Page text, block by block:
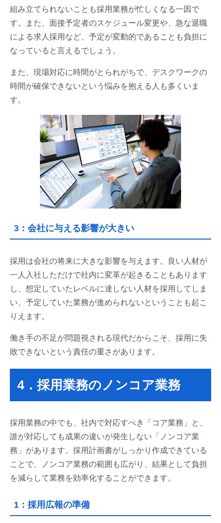
組み立てられないことも採用業務が忙しくなる一因で
す。また、面接予定者のスケジュール変更や、急な退職
による求人採用など、予定が変動的であることも負担に
なっていると言えるでしょう。
また、現場対応に時間がとられがちで、デスクワークの
時間が確保できないという悩みを抱える人も多くいま
す。
3：会社に与える影響が大きい
採用は会社の将来に大きな影響を与えます。良い人材が
一人入社しただけで社内に変革が起きることもあります
し、想定していたレベルに達しない人材を採用してしま
い、予定していた業務が進められないということも起こ
りえます。
働き手の不足が問題視される現代だからこそ、採用に失
敗できないという責任の重さがあります。
4．採用業務のノンコア業務
採用業務の中でも、社内で対応すべき「コア業務」と、
誰が対応しても成果の違いが発生しない「ノンコア業
務」があります。採用計画書がしっかり作成できている
ことで、ノンコア業務の範囲も広がり、結果として負担
を減らして業務を効率化することができます。
1：採用広報の準備